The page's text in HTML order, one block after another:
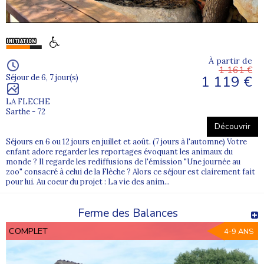
Provence-Alpes-Côte d’Azur
Pays de la Loire
Normandie
Kayak, équitation, surf, randonnées, baignades ou ateliers créatifs :
chaque destination propose des activités adaptées à l’âge et au
profil des participants.
Des départs depuis de nombreuses villes
Nous organisons des départs depuis de nombreuses villes
françaises : Lyon, Paris, Marseille, Lille, Nantes, Toulouse,
Grenoble, Bordeaux, Strasbourg ou encore Saint-Étienne. Quel
que soit votre lieu de résidence, vous pouvez facilement accéder à
Des colonies à chaque vacances scolaires
Nos colonies sont proposées pendant toutes les vacances
scolaires : été, Toussaint, hiver et printemps. En hiver, les jeunes
peuvent découvrir les sports de neige comme le ski, le snowboard
Séjour de 6, 7 jour(s)
LA FLECHE
Sarthe - 72
À partir de
1 161 €
1 119 €
Découvrir
Séjours en 6 ou 12 jours en juillet et août. (7 jours à l'automne) Votre
enfant adore regarder les reportages évoquant les animaux du
monde ? Il regarde les rediffusions de l'émission "Une journée au
zoo" consacré à celui de la Flèche ? Alors ce séjour est clairement fait
pour lui. Au coeur du projet : La vie des anim...
Ferme des Balances
COMPLET 4-9 ANS